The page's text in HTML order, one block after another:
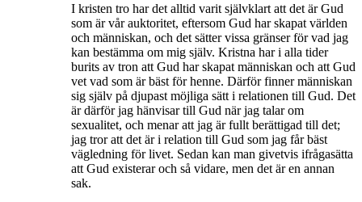
I kristen tro har det alltid varit självklart att det är Gud
som är vår auktoritet, eftersom Gud har skapat världen
och människan, och det sätter vissa gränser för vad jag
kan bestämma om mig själv. Kristna har i alla tider
burits av tron att Gud har skapat människan och att Gud
vet vad som är bäst för henne. Därför finner människan
sig själv på djupast möjliga sätt i relationen till Gud. Det
är därför jag hänvisar till Gud när jag talar om
sexualitet, och menar att jag är fullt berättigad till det;
jag tror att det är i relation till Gud som jag får bäst
vägledning för livet. Sedan kan man givetvis ifrågasätta
att Gud existerar och så vidare, men det är en annan
sak.